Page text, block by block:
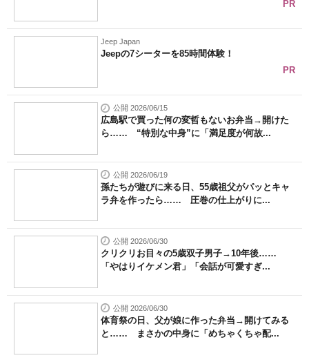
PR
Jeep Japan
Jeepの7シーターを85時間体験！
PR
公開 2026/06/15
広島駅で買った何の変哲もないお弁当→開けた
ら…… “特別な中身”に「満足度が何故...
公開 2026/06/19
孫たちが遊びに来る日、55歳祖父がパッとキャ
ラ弁を作ったら…… 圧巻の仕上がりに...
公開 2026/06/30
クリクリお目々の5歳双子男子→10年後……
「やはりイケメン君」「会話が可愛すぎ...
公開 2026/06/30
体育祭の日、父が娘に作った弁当→開けてみる
と…… まさかの中身に「めちゃくちゃ配...